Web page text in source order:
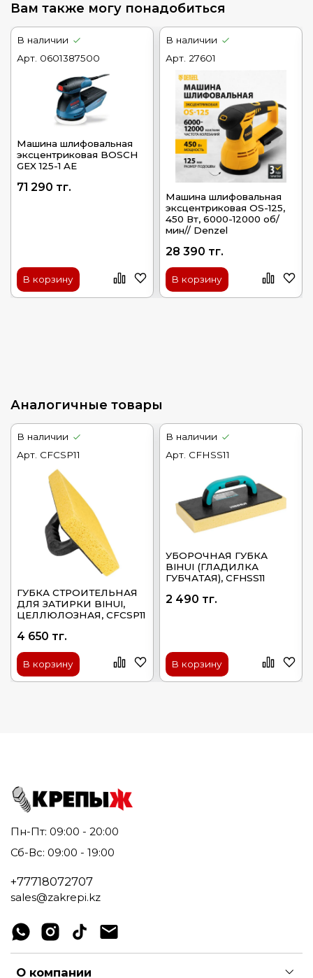
Вам также могу понадобиться
В наличии
Арт. 0601387500
Машина шлифовальная
эксцентриковая BOSCH
GEX 125-1 AЕ
71 290 тг.
В корзину
В наличии
Арт. 27601
Машина шлифовальная
эксцентриковая OS-125,
450 Вт, 6000-12000 об/
мин// Denzel
28 390 тг.
В корзину
Аналогичные товары
В наличии
Арт. CFCSP11
ГУБКА СТРОИТЕЛЬНАЯ
ДЛЯ ЗАТИРКИ BIHUI,
ЦЕЛЛЮЛОЗНАЯ, CFCSP11
4 650 тг.
В корзину
В наличии
Арт. CFHSS11
УБОРОЧНАЯ ГУБКА
BIHUI (ГЛАДИЛКА
ГУБЧАТАЯ), CFHSS11
2 490 тг.
В корзину
Пн-Пт: 09:00 - 20:00
Сб-Вс: 09:00 - 19:00
+77718072707
sales@zakrepi.kz
О компании